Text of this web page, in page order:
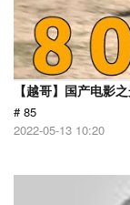
【越哥】国产电影
# 85
2022-05-13 10:20